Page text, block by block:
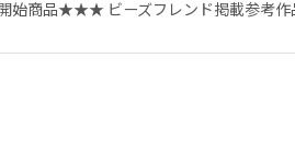
商品★★★ ビーズフレンド掲載参考作